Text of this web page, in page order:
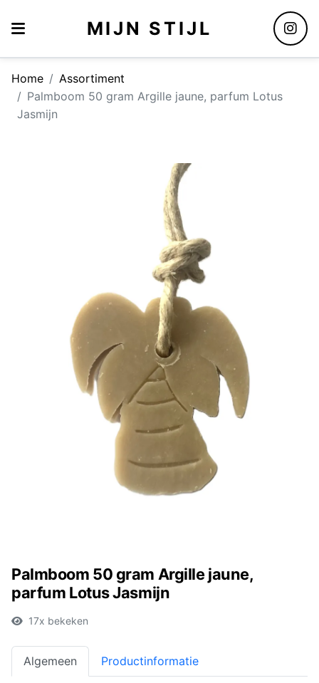
MIJN STIJL
Home
Assortiment
Palmboom 50 gram Argille jaune, parfum Lotus
Jasmijn
Palmboom 50 gram Argille jaune,
parfum Lotus Jasmijn
17x bekeken
Algemeen Productinformatie